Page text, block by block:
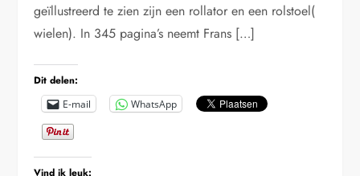
geïllustreerd te zien zijn een rollator en een rolstoel(
wielen). In 345 pagina’s neemt Frans […]
Dit delen:
E-mail WhatsApp
Vind ik leuk: